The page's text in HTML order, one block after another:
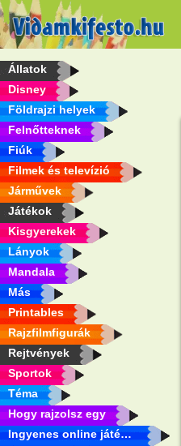
Állatok
Disney
Földrajzi helyek
Felnőtteknek
Fiúk
Filmek és televízió
Járművek
Játékok
Kisgyerekek
Lányok
Mandala
Más
Printables
Rajzfilmfigurák
Rejtvények
Sportok
Téma
Hogy rajzolsz egy
Ingyenes online játékok